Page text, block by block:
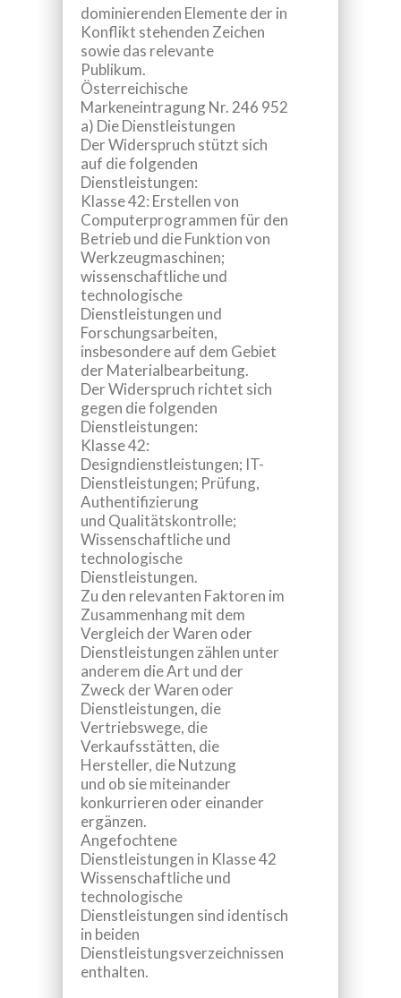
dominierenden Elemente der in
Konflikt stehenden Zeichen
sowie das relevante
Publikum.
Österreichische
Markeneintragung Nr. 246 952
a) Die Dienstleistungen
Der Widerspruch stützt sich
auf die folgenden
Dienstleistungen:
Klasse 42: Erstellen von
Computerprogrammen für den
Betrieb und die Funktion von
Werkzeugmaschinen;
wissenschaftliche und
technologische
Dienstleistungen und
Forschungsarbeiten,
insbesondere auf dem Gebiet
der Materialbearbeitung.
Der Widerspruch richtet sich
gegen die folgenden
Dienstleistungen:
Klasse 42:
Designdienstleistungen; IT-
Dienstleistungen; Prüfung,
Authentifizierung
und Qualitätskontrolle;
Wissenschaftliche und
technologische
Dienstleistungen.
Zu den relevanten Faktoren im
Zusammenhang mit dem
Vergleich der Waren oder
Dienstleistungen zählen unter
anderem die Art und der
Zweck der Waren oder
Dienstleistungen, die
Vertriebswege, die
Verkaufsstätten, die
Hersteller, die Nutzung
und ob sie miteinander
konkurrieren oder einander
ergänzen.
Angefochtene
Dienstleistungen in Klasse 42
Wissenschaftliche und
technologische
Dienstleistungen sind identisch
in beiden
Dienstleistungsverzeichnissen
enthalten.